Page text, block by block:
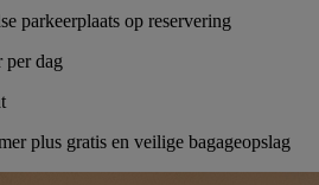
parkeerplaats op reservering
per dag
plus gratis en veilige bagageopslag